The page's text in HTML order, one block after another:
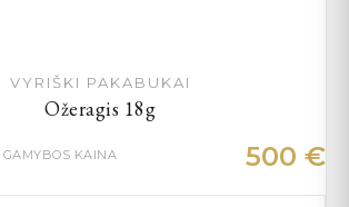
VYRIŠKI PAKABUKAI
Ožeragis 18g
GAMYBOS KAINA 500 €